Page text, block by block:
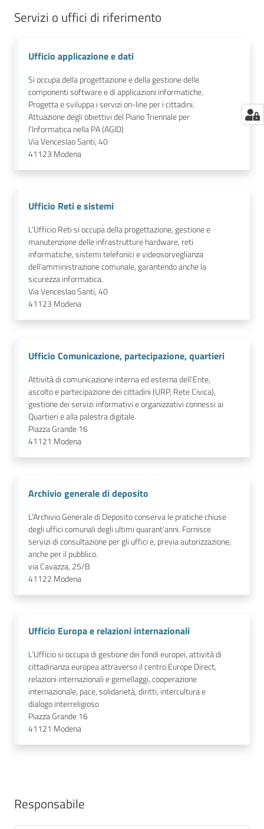
Servizi o uffici di riferimento
Ufficio applicazione e dati
Si occupa della progettazione e della gestione delle
componenti software e di applicazioni informatiche.
Progetta e sviluppa i servizi on-line per i cittadini.
Attuazione degli obiettivi del Piano Triennale per
l’Informatica nella PA (AGID)
Via Venceslao Santi, 40
41123 Modena
Ufficio Reti e sistemi
L'Ufficio Reti si occupa della progettazione, gestione e
manutenzione delle infrastrutture hardware, reti
informatiche, sistemi telefonici e videosorveglianza
dell'amministrazione comunale, garantendo anche la
sicurezza informatica.
Via Venceslao Santi, 40
41123 Modena
Ufficio Comunicazione, partecipazione, quartieri
Attività di comunicazione interna ed esterna dell’Ente,
ascolto e partecipazione dei cittadini (URP, Rete Civica),
gestione dei servizi informativi e organizzativi connessi ai
Quartieri e alla palestra digitale.
Piazza Grande 16
41121 Modena
Archivio generale di deposito
L'Archivio Generale di Deposito conserva le pratiche chiuse
degli uffici comunali degli ultimi quarant'anni. Fornisce
servizi di consultazione per gli uffici e, previa autorizzazione,
anche per il pubblico.
via Cavazza, 25/B
41122 Modena
Ufficio Europa e relazioni internazionali
L’Ufficio si occupa di gestione dei fondi europei, attività di
cittadinanza europea attraverso il centro Europe Direct,
relazioni internazionali e gemellaggi, cooperazione
internazionale, pace, solidarietà, diritti, intercultura e
dialogo interreligioso
Piazza Grande 16
41121 Modena
Responsabile